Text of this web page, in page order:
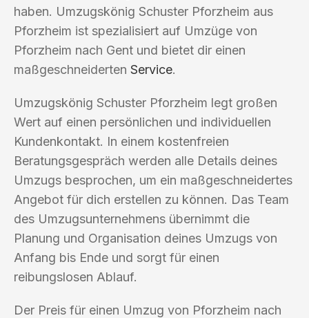
haben. Umzugskönig Schuster Pforzheim aus
Pforzheim ist spezialisiert auf Umzüge von
Pforzheim nach Gent und bietet dir einen
maßgeschneiderten Service.
Umzugskönig Schuster Pforzheim legt großen
Wert auf einen persönlichen und individuellen
Kundenkontakt. In einem kostenfreien
Beratungsgespräch werden alle Details deines
Umzugs besprochen, um ein maßgeschneidertes
Angebot für dich erstellen zu können. Das Team
des Umzugsunternehmens übernimmt die
Planung und Organisation deines Umzugs von
Anfang bis Ende und sorgt für einen
reibungslosen Ablauf.
Der Preis für einen Umzug von Pforzheim nach